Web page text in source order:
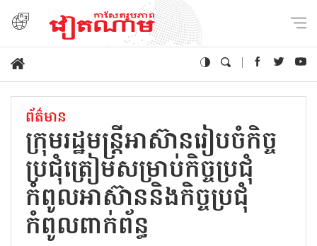
ព័ត៌មាន
ក្រុមរដ្ឋមន្ត្រីអាស៊ានរៀបចំកិច្ច
ប្រជុំត្រៀមសម្រាប់កិច្ចប្រជុំ
កំពូលអាស៊ាននិងកិច្ចប្រជុំ
កំពូលពាក់ព័ន្ធ